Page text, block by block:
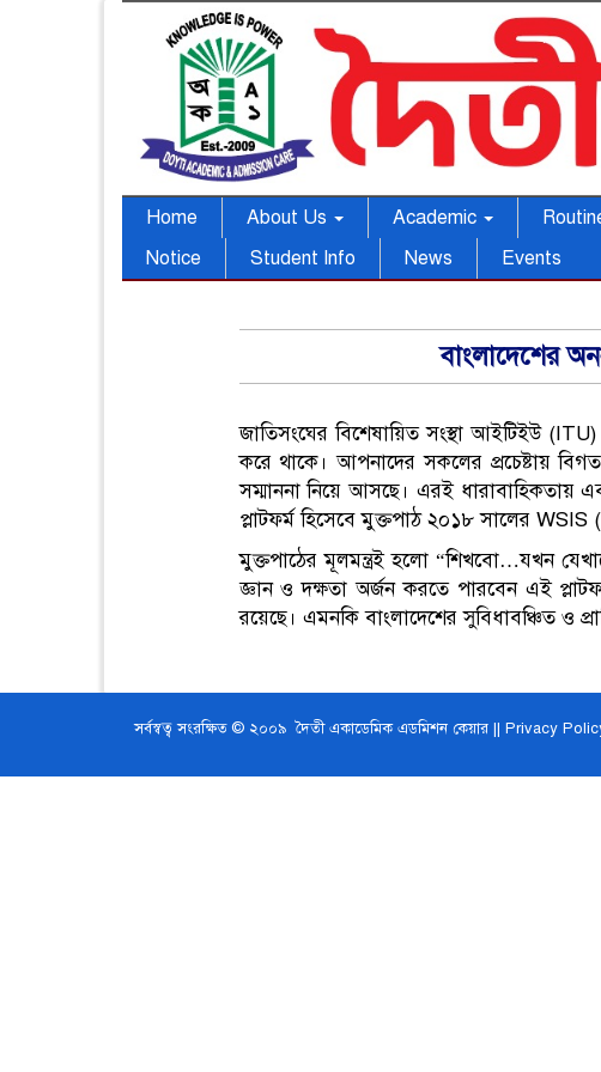
Home About Us Academic
Notice
Student Info News Events
বাংলাদেশের
জাতিসংঘের বিশেষায়িত সংস্থা আইটিইউ
করে থাকে। আপনাদের সকলের প্রচেষ্টায়
সম্মাননা নিয়ে আসছে। এরই ধারাবাহিকতায়
প্লাটফর্ম হিসেবে মুক্তপাঠ ২০১৮ সালের
মুক্তপাঠের মূলমন্ত্রই হলো “শিখবো…যখন
জ্ঞান ও দক্ষতা অর্জন করতে পারবেন এই
রয়েছে। এমনকি বাংলাদেশের সুবিধাবঞ্চিত ও
সর্বস্বত্ব সংরক্ষিত © ২০০৯ দৈতী একাডেমিক এডমিশন কেয়ার || Privacy